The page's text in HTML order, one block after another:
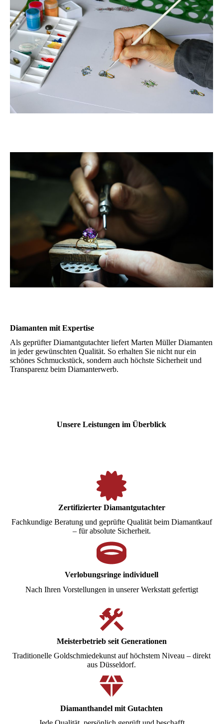
Diamanten mit Expertise
Als geprüfter Diamantgutachter liefert Marten Müller Diamanten
in jeder gewünschten Qualität. So erhalten Sie nicht nur ein
schönes Schmuckstück, sondern auch höchste Sicherheit und
Transparenz beim Diamanterwerb.
Unsere Leistungen im Überblick
Zertifizierter Diamantgutachter
Fachkundige Beratung und geprüfte Qualität beim Diamantkauf
– für absolute Sicherheit.
Verlobungsringe individuell
Nach Ihren Vorstellungen in unserer Werkstatt gefertigt
Meisterbetrieb seit Generationen
Traditionelle Goldschmiedekunst auf höchstem Niveau – direkt
aus Düsseldorf.
Diamanthandel mit Gutachten